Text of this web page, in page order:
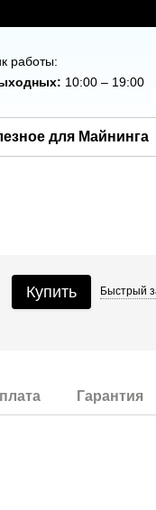
работы:
10:00 – 19:00
для Майнинга
Купить Быстрый
Гарантия